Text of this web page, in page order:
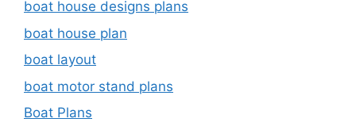
boat house designs plans
boat house plan
boat layout
boat motor stand plans
Boat Plans